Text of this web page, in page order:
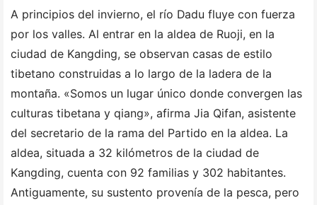
A principios del invierno, el río Dadu fluye con fuerza
por los valles. Al entrar en la aldea de Ruoji, en la
ciudad de Kangding, se observan casas de estilo
tibetano construidas a lo largo de la ladera de la
montaña. «Somos un lugar único donde convergen las
culturas tibetana y qiang», afirma Jia Qifan, asistente
del secretario de la rama del Partido en la aldea. La
aldea, situada a 32 kilómetros de la ciudad de
Kangding, cuenta con 92 familias y 302 habitantes.
Antiguamente, su sustento provenía de la pesca, pero